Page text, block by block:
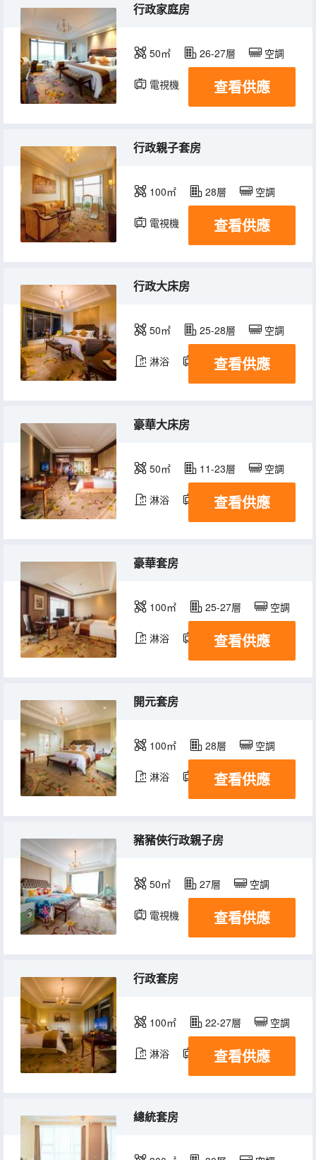
行政家庭房
50㎡ 26-27層 空調
電視機 冰箱
查看供應
行政親子套房
100㎡ 28層 空調
電視機 冰箱
查看供應
行政大床房
50㎡ 25-28層 空調
淋浴 電視機 冰箱
查看供應
豪華大床房
50㎡ 11-23層 空調
淋浴 電視機 冰箱
查看供應
豪華套房
100㎡ 25-27層 空調
淋浴 電視機 冰箱
查看供應
開元套房
100㎡ 28層 空調
淋浴 電視機 冰箱
查看供應
豬豬俠行政親子房
50㎡ 27層 空調
電視機 冰箱
查看供應
行政套房
100㎡ 22-27層 空調
淋浴 電視機 冰箱
查看供應
總統套房